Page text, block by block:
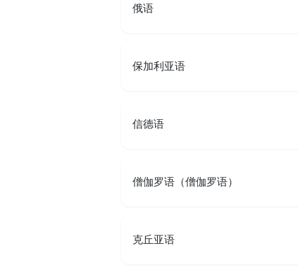
俄语
保加利亚语
信德语
僧伽罗语（僧伽罗语）
克丘亚语